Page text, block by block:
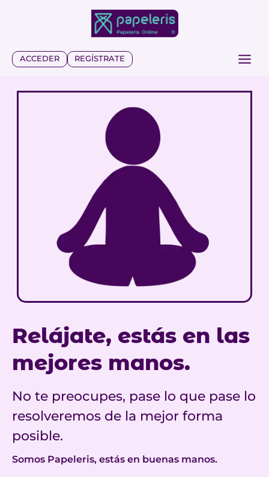
ACCEDER REGÍSTRATE
Relájate, estás en las
mejores manos.
No te preocupes, pase lo que pase lo
resolveremos de la mejor forma
posible.
Somos Papeleris, estás en buenas manos.